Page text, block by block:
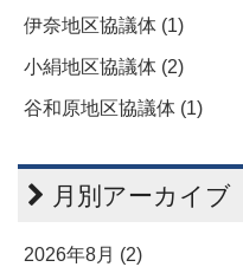
伊奈地区協議体 (1)
小絹地区協議体 (2)
谷和原地区協議体 (1)
月別アーカイブ
2026年8月 (2)